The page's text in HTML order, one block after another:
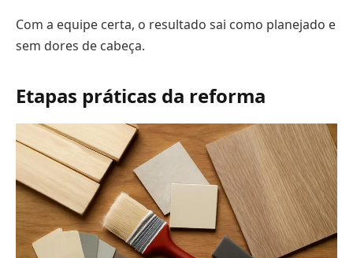
Com a equipe certa, o resultado sai como planejado e
sem dores de cabeça.
Etapas práticas da reforma